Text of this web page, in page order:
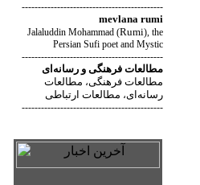
--------------------------------------------
mevlana rumi
Jalaluddin Mohammad(Rumi), the
Persian Sufi poet and Mystic
--------------------------------------------
مطالعات فرهنگیورسانه‌ای
مطالعات فرهنگی، مطالعات
رسانه‌ای، مطالعات ارتباطی
--------------------------------------------